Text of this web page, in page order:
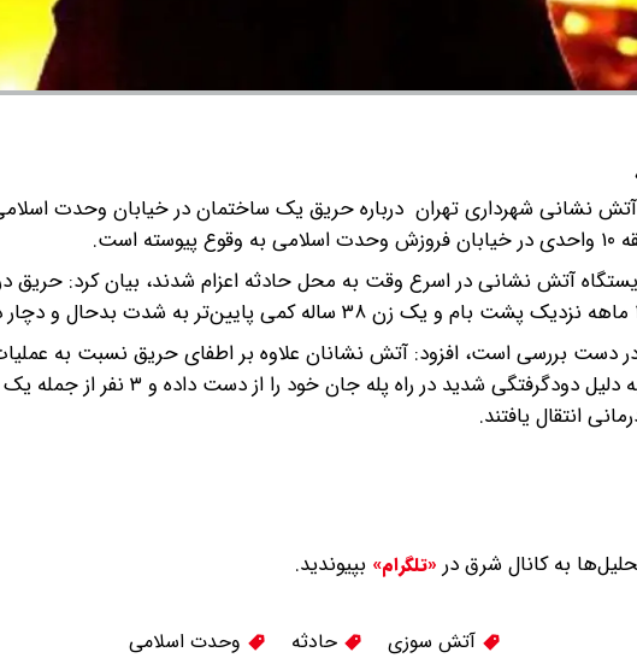
نشانی شهرداری تهران درباره حریق یک ساختمان در خیابان وحدت
با بیان اینکه نیروهای ۳ ایستگاه آتش نشانی در اسرع وقت به محل حادثه اعزام شدند، بیان
دست بررسی است، افزود: آتش نشانان علاوه بر اطفای حریق نسبت به
ولی متأسفانه خانم ۳۸ ساله به دلیل دودگرفتگی
انتقال یافتند.
به کانال شرق در «تلگرام» بپیوندید.
آتش سوزی حادثه وحدت اسلامی